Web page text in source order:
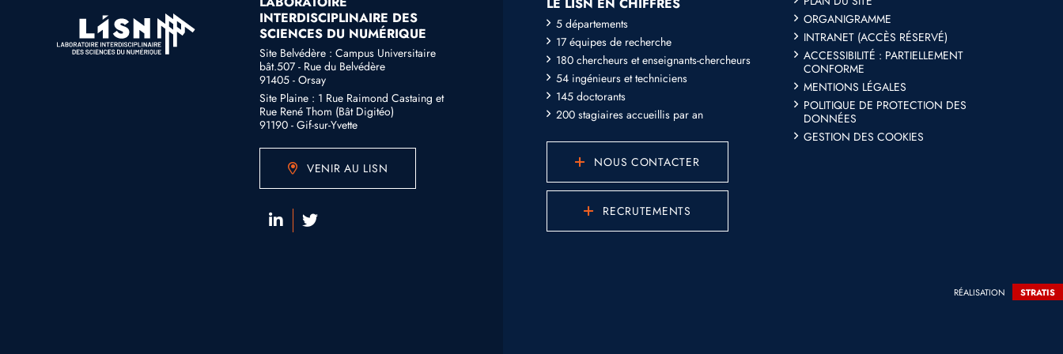
INTERDISCIPLINAIRE DES
SCIENCES DU NUMÉRIQUE
Site Belvédère : Campus Universitaire
bât.507 - Rue du Belvédère
91405 - Orsay
Site Plaine : 1 Rue Raimond Castaing et
Rue René Thom (Bât Digitéo)
91190 - Gif-sur-Yvette
VENIR AU LISN
5 départements
17 équipes de recherche
180 chercheurs et enseignants-chercheurs
54 ingénieurs et techniciens
145 doctorants
200 stagiaires accueillis par an
NOUS CONTACTER
RECRUTEMENTS
ORGANIGRAMME
INTRANET (ACCÈS RÉSERVÉ)
ACCESSIBILITÉ : PARTIELLEMENT
CONFORME
MENTIONS LÉGALES
POLITIQUE DE PROTECTION DES
DONNÉES
GESTION DES COOKIES
RÉALISATION STRATIS